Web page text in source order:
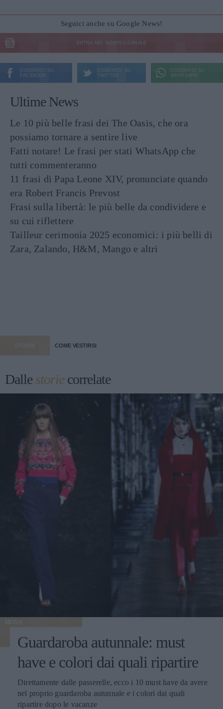
Seguici anche su Google News!
ENTRA NEL NOSTRO CANALE
CONDIVIDI SU
FACEBOOK
CONDIVIDI SU
TWITTER
CONDIVIDI SU
WHATSAPP
Ultime News
Le 10 più belle frasi dei The Oasis, che ora
possiamo tornare a sentire live
Fatti notare! Le frasi per stati WhatsApp che
tutti commenteranno
11 frasi di Papa Leone XIV, pronunciate quando
era Robert Francis Prevost
Frasi sulla libertà: le più belle da condividere e
su cui riflettere
Tailleur cerimonia 2025 economici: i più belli di
Zara, Zalando, H&M, Mango e altri
STORIA COME VESTIRSI
Dallestoriecorrelate
MODA
Guardaroba autunnale: must
have e colori dai quali ripartire
Direttamente dalle passerelle, ecco i 10 must have da avere
nel proprio guardaroba autunnale e i colori dai quali
ripartire dopo le vacanze